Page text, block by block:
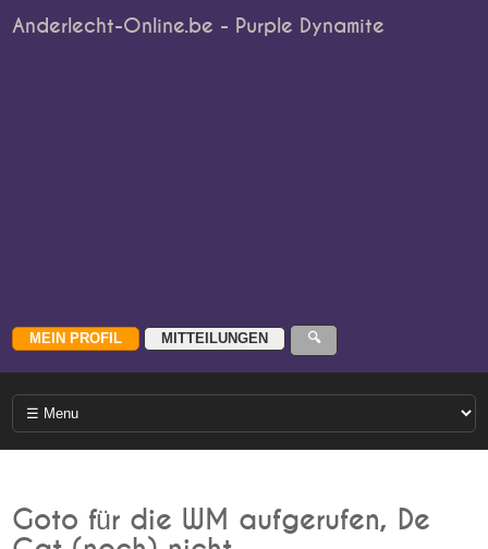
Anderlecht-Online.be - Purple Dynamite
Goto für die WM aufgerufen, De